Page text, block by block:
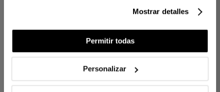
Mostrar detalles
Permitir todas
Personalizar